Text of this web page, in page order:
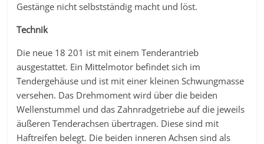
Gestänge nicht selbstständig macht und löst.
Technik
Die neue 18 201 ist mit einem Tenderantrieb
ausgestattet. Ein Mittelmotor befindet sich im
Tendergehäuse und ist mit einer kleinen Schwungmasse
versehen. Das Drehmoment wird über die beiden
Wellenstummel und das Zahnradgetriebe auf die jeweils
äußeren Tenderachsen übertragen. Diese sind mit
Haftreifen belegt. Die beiden inneren Achsen sind als